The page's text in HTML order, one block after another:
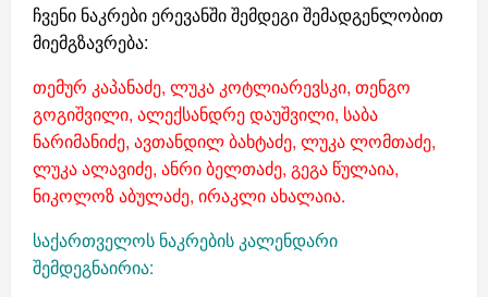
ჩვენი ნაკრები ერევანში შემდეგი შემადგენლობით
მიემგზავრება:
თემურ კაპანაძე, ლუკა კოტლიარევსკი, თენგო
გოგიშვილი, ალექსანდრე დაუშვილი, საბა
ნარიმანიძე, ავთანდილ ბახტაძე, ლუკა ლომთაძე,
ლუკა ალავიძე, ანრი ბელთაძე, გეგა წულაია,
ნიკოლოზ აბულაძე, ირაკლი ახალაია.
საქართველოს ნაკრების კალენდარი
შემდეგნაირია: